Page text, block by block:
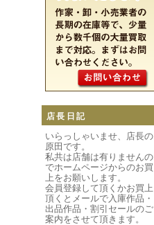
店長日記
いらっしゃいませ、店長の
原田です。
私共は店舗は有りませんの
でホームページからのお買
上をお願いします。
会員登録して頂くかお買上
頂くとメールで入庫作品・
出品作品・割引セールのご
案内をさせて頂きます。